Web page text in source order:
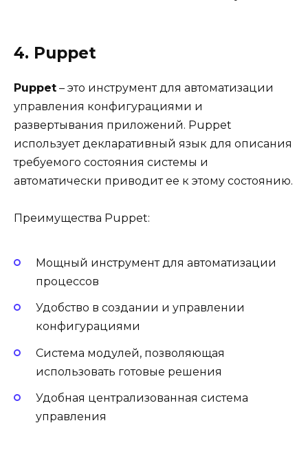
4. Puppet
Puppet – это инструмент для автоматизации
управления конфигурациями и
развертывания приложений. Puppet
использует декларативный язык для описания
требуемого состояния системы и
автоматически приводит ее к этому состоянию.
Преимущества Puppet:
Мощный инструмент для автоматизации
процессов
Удобство в создании и управлении
конфигурациями
Система модулей, позволяющая
использовать готовые решения
Удобная централизованная система
управления